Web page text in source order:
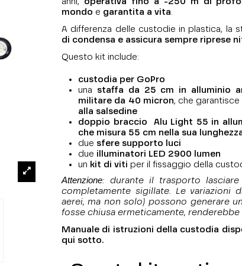
mondo e garantita a vita
A differenza delle custodie in plastica, la
di condensa e assicura sempre riprese
Questo kit include:
custodia per GoPro
una staffa da 25 cm in alluminio
militare da 40 micron, che garantisce
alla salsedine
doppio braccio Alu Light 55 in
che misura 55 cm nella sua
due sfere supporto luci
due illuminatori LED 2900 lumen
un kit di viti per il fissaggio della
Attenzione: durante il trasporto
completamente sigillate. Le variazioni
aerei, ma non solo) possono generare
fosse chiusa ermeticamente,
Manuale di istruzioni della custodia
qui sotto.